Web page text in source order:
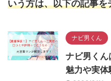
いう方は、以下の記事を
ナビ男くん
ナビ男くん
魅力や実